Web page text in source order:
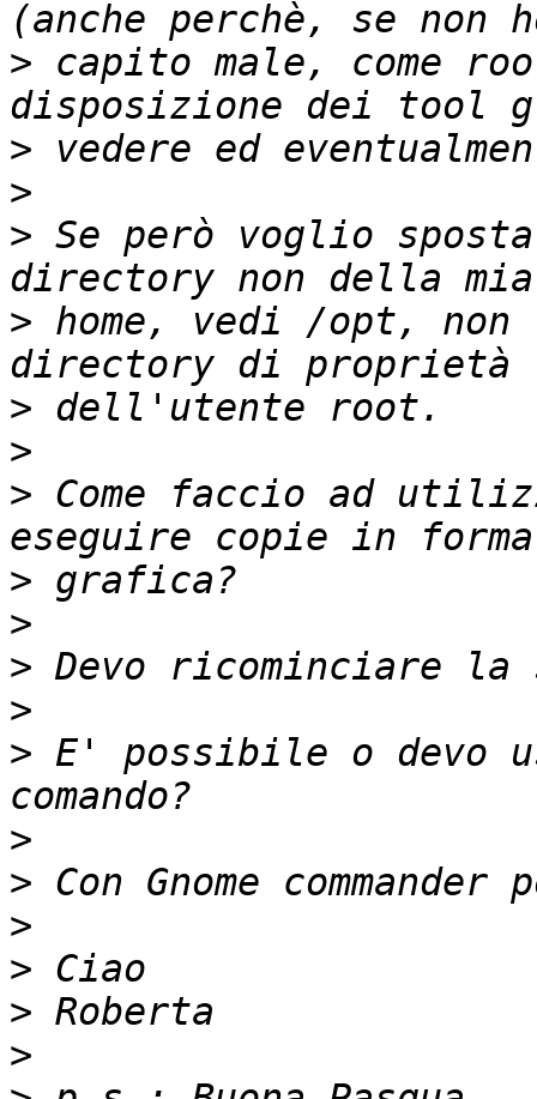
> capito male, come
>
>
> Se però voglio
> home, vedi /opt, non
>
>
> Come faccio ad
>
>
>
>
> E' possibile o devo
>
>
>
>
>
>